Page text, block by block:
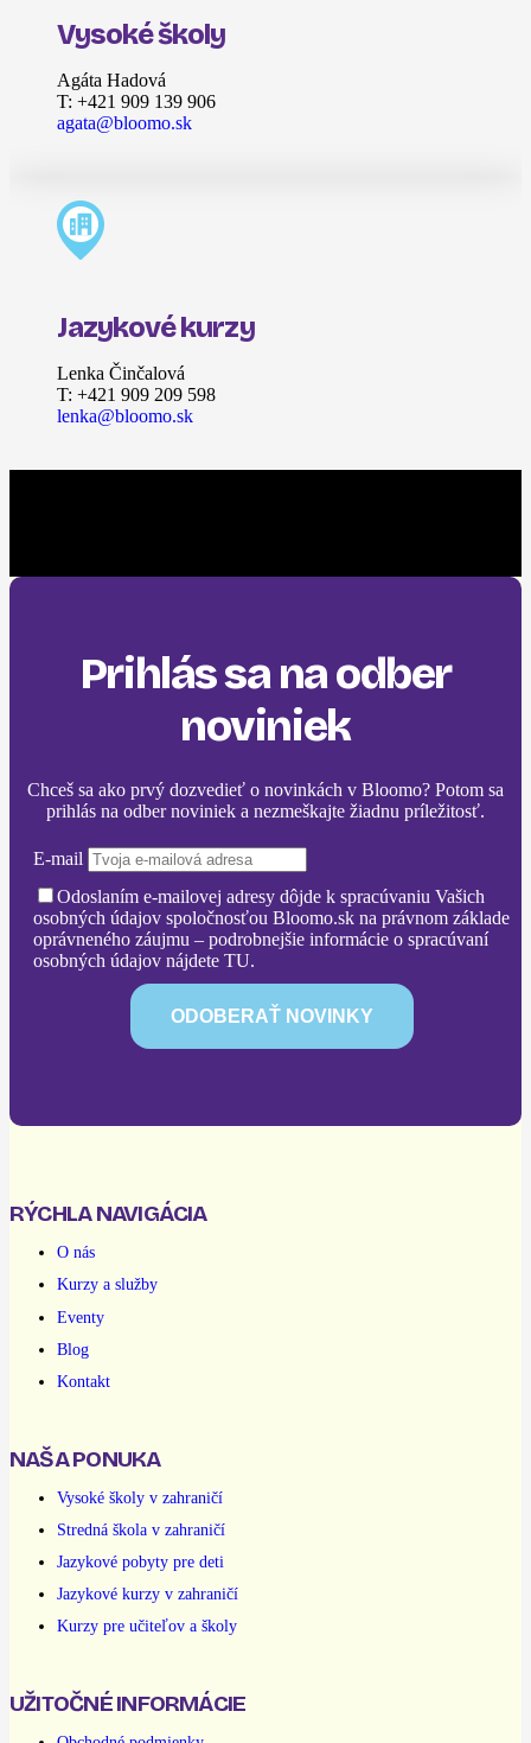
Vysoké školy
Agáta Hadová
T: +421 909 139 906
agata@bloomo.sk
Jazykové kurzy
Lenka Činčalová
T: +421 909 209 598
lenka@bloomo.sk
Prihlás sa na odber
noviniek
Chceš sa ako prvý dozvedieť o novinkách v Bloomo? Potom sa
prihlás na odber noviniek a nezmeškajte žiadnu príležitosť.
E-mail
Odoslaním e-mailovej adresy dôjde k spracúvaniu Vašich
osobných údajov spoločnosťou Bloomo.sk na právnom základe
oprávneného záujmu – podrobnejšie informácie o spracúvaní
osobných údajov nájdete TU.
RÝCHLA NAVIGÁCIA
O nás
Kurzy a služby
Eventy
Blog
Kontakt
NAŠA PONUKA
Vysoké školy v zahraničí
Stredná škola v zahraničí
Jazykové pobyty pre deti
Jazykové kurzy v zahraničí
Kurzy pre učiteľov a školy
UŽITOČNÉ INFORMÁCIE